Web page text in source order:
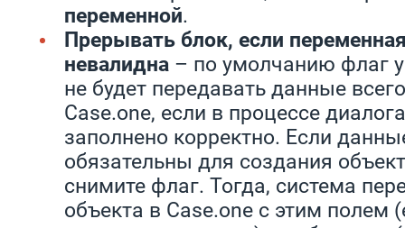
переменной.
Прерывать блок, если
невалидна – по умолчанию флаг
не будет передавать данные
Case.one, если в процессе
заполнено корректно. Если
обязательны для создания
снимите флаг. Тогда, система
объекта в Case.one с этим полем